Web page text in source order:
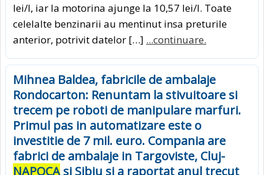
lei/l, iar la motorina ajunge la 10,57 lei/l. Toate
celelalte benzinarii au mentinut insa preturile
anterior, potrivit datelor […] ...continuare.
Mihnea Baldea, fabricile de ambalaje
Rondocarton: Renuntam la stivuitoare si
trecem pe roboti de manipulare marfuri.
Primul pas in automatizare este o
investitie de 7 mil. euro. Compania are
fabrici de ambalaje in Targoviste, Cluj-
NAPOCAsi Sibiu si a raportat anul trecut